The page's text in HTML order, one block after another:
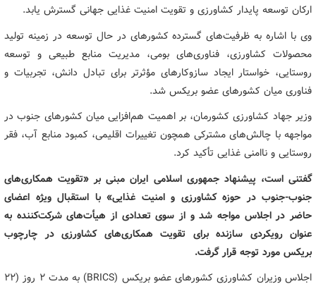
ارکان توسعه پایدار کشاورزی و تقویت امنیت غذایی جهانی گسترش یابد.
وی با اشاره به ظرفیت‌های گسترده کشورهای در حال توسعه در زمینه تولید
محصولات کشاورزی، فناوری‌های بومی، مدیریت منابع طبیعی و توسعه
روستایی، خواستار ایجاد سازوکارهای مؤثرتر برای تبادل دانش، تجربیات و
فناوری میان کشورهای عضو بریکس شد.
وزیر جهاد کشاورزی کشورمان، بر اهمیت هم‌افزایی میان کشورهای جنوب در
مواجهه با چالش‌های مشترکی همچون تغییرات اقلیمی، کمبود منابع آب، فقر
روستایی و ناامنی غذایی تأکید کرد.
گفتنی است، پیشنهاد جمهوری اسلامی ایران مبنی بر «تقویت همکاری‌های
جنوب-جنوب در حوزه کشاورزی و امنیت غذایی» با استقبال ویژه اعضای
حاضر در اجلاس مواجه شد و از سوی تعدادی از هیأت‌های شرکت‌کننده به
عنوان رویکردی سازنده برای تقویت همکاری‌های کشاورزی در چارچوب
بریکس مورد توجه قرار گرفت.
اجلاس وزیران کشاورزی کشورهای عضو بریکس (BRICS) به مدت ۲ روز (۲۲